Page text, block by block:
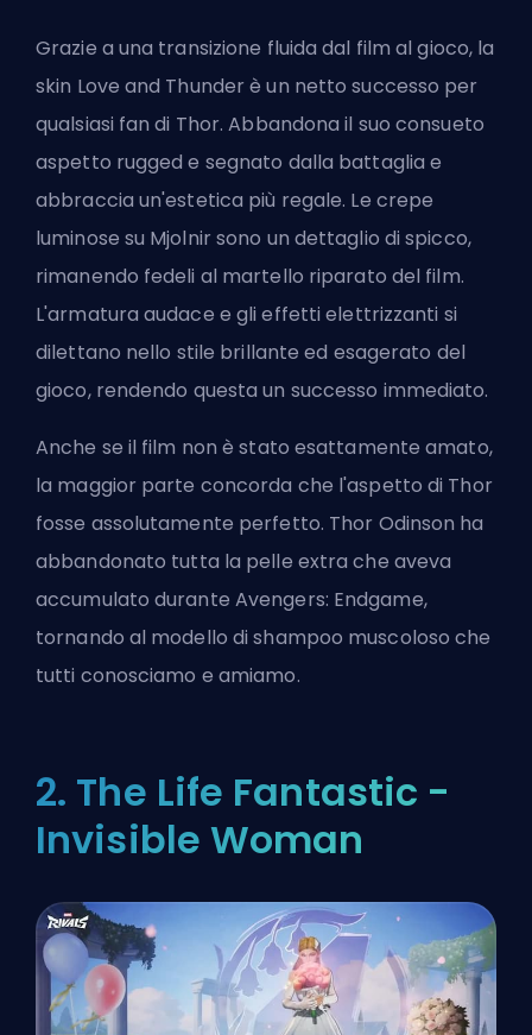
Grazie a una transizione fluida dal film al gioco, la
skin Love and Thunder è un netto successo per
qualsiasi fan di Thor. Abbandona il suo consueto
aspetto rugged e segnato dalla battaglia e
abbraccia un'estetica più regale. Le crepe
luminose su Mjolnir sono un dettaglio di spicco,
rimanendo fedeli al martello riparato del film.
L'armatura audace e gli effetti elettrizzanti si
dilettano nello stile brillante ed esagerato del
gioco, rendendo questa un successo immediato.
Anche se il film non è stato esattamente amato,
la maggior parte concorda che l'aspetto di Thor
fosse assolutamente perfetto. Thor Odinson ha
abbandonato tutta la pelle extra che aveva
accumulato durante Avengers: Endgame,
tornando al modello di shampoo muscoloso che
tutti conosciamo e amiamo.
2. The Life Fantastic -
Invisible Woman